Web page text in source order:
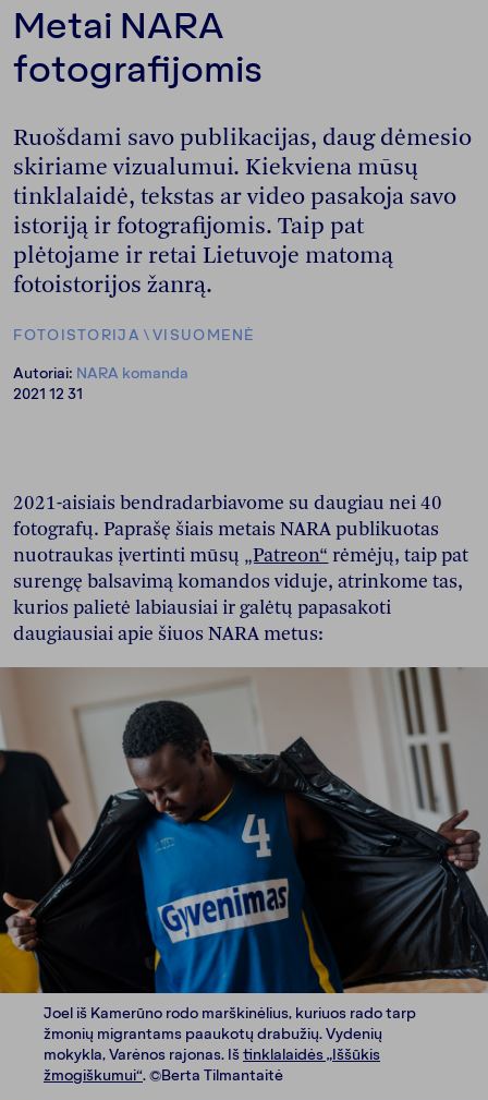
FOTOISTORIJA \VISUOMENĖ
Autoriai: NARA komanda
2021 12 31
Metai NARA
fotografijomis
Ruošdami savo publikacijas, daug dėmesio
skiriame vizualumui. Kiekviena mūsų
tinklalaidė, tekstas ar video pasakoja savo
istoriją ir fotografijomis. Taip pat
plėtojame ir retai Lietuvoje matomą
fotoistorijos žanrą.
2021-aisiais bendradarbiavome su daugiau nei 40
fotografų. Paprašę šiais metais NARA publikuotas
nuotraukas įvertinti mūsų „Patreon“ rėmėjų, taip pat
surengę balsavimą komandos viduje, atrinkome tas,
kurios palietė labiausiai ir galėtų papasakoti
daugiausiai apie šiuos NARA metus:
Joel iš Kamerūno rodo marškinėlius, kuriuos rado tarp
žmonių migrantams paaukotų drabužių. Vydenių
mokykla, Varėnos rajonas. Ištinklalaidės „Iššūkis
žmogiškumui“. ©Berta Tilmantaitė